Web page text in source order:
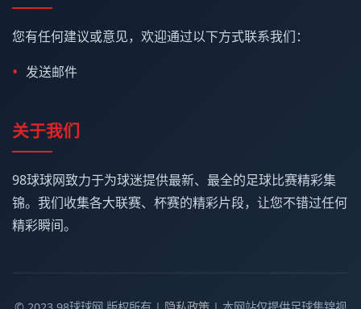
您有任何建议或意见，欢迎通过以下方式联系我们：
发送邮件
关于我们
98球球网致力于为球迷提供最新、最全的足球比赛精彩集
锦。我们收集各大联赛、杯赛的精彩片段，让您不错过任何
精彩瞬间。